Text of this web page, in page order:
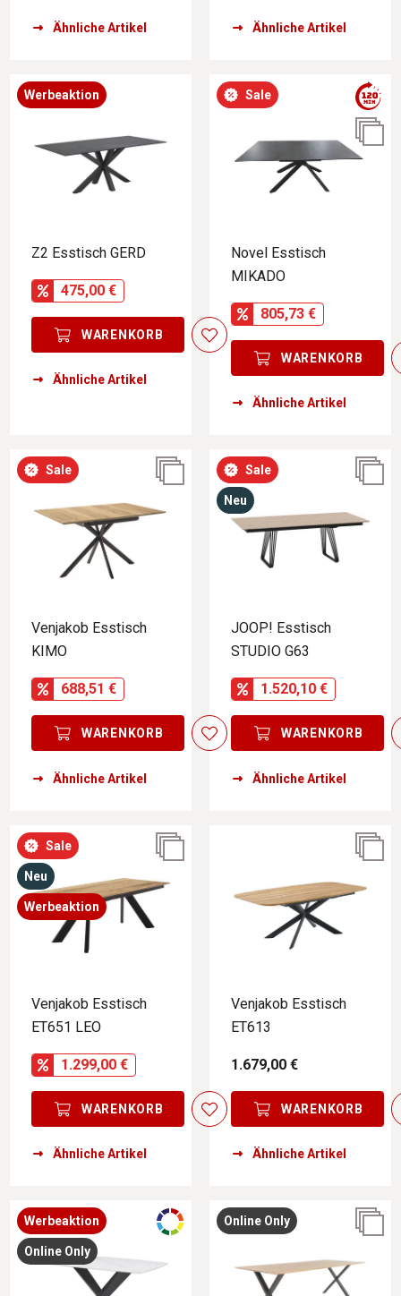
Ähnliche Artikel Ähnliche Artikel
Werbeaktion
Z2 Esstisch GERD
475,00 €
WARENKORB
Ähnliche Artikel
Sale
Novel Esstisch
MIKADO
805,73 €
WARENKORB
Ähnliche Artikel
Sale
Venjakob Esstisch
KIMO
688,51 €
WARENKORB
Ähnliche Artikel
Sale
Neu
JOOP! Esstisch
STUDIO G63
1.520,10 €
WARENKORB
Ähnliche Artikel
Sale
Neu
Werbeaktion
Venjakob Esstisch
ET651 LEO
1.299,00 €
WARENKORB
Ähnliche Artikel
Venjakob Esstisch
ET613
1.679,00 €
WARENKORB
Ähnliche Artikel
Werbeaktion
Online Only
Online Only